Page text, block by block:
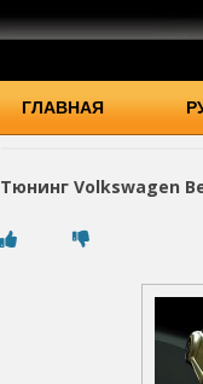
ГЛАВНАЯ
Тюнинг Volkswagen